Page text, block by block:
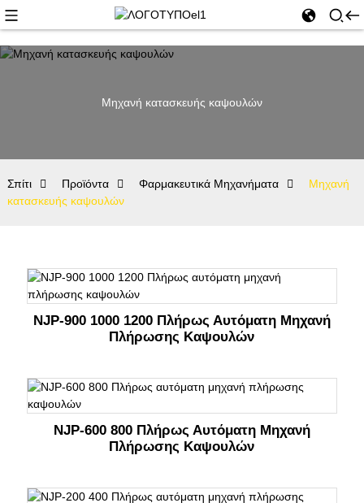
Μηχανή κατασκευής καψουλών
Σπίτι Προϊόντα Φαρμακευτικά Μηχανήματα
Μηχανή
κατασκευής καψουλών
NJP-900 1000 1200 Πλήρως Αυτόματη Μηχανή
Πλήρωσης Καψουλών
NJP-600 800 Πλήρως Αυτόματη Μηχανή
Πλήρωσης Καψουλών